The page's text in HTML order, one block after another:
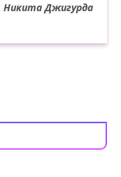
Никита Джигурда